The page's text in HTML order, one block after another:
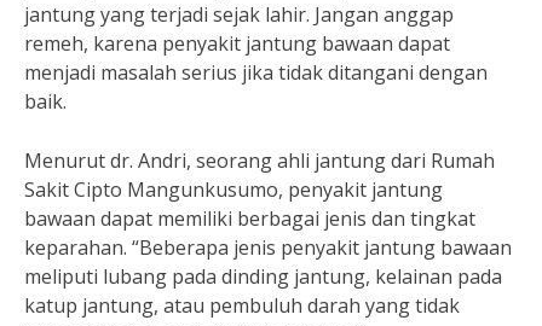
jantung yang terjadi sejak lahir. Jangan anggap
remeh, karena penyakit jantung bawaan dapat
menjadi masalah serius jika tidak ditangani dengan
baik.
Menurut dr. Andri, seorang ahli jantung dari Rumah
Sakit Cipto Mangunkusumo, penyakit jantung
bawaan dapat memiliki berbagai jenis dan tingkat
keparahan. “Beberapa jenis penyakit jantung bawaan
meliputi lubang pada dinding jantung, kelainan pada
katup jantung, atau pembuluh darah yang tidak